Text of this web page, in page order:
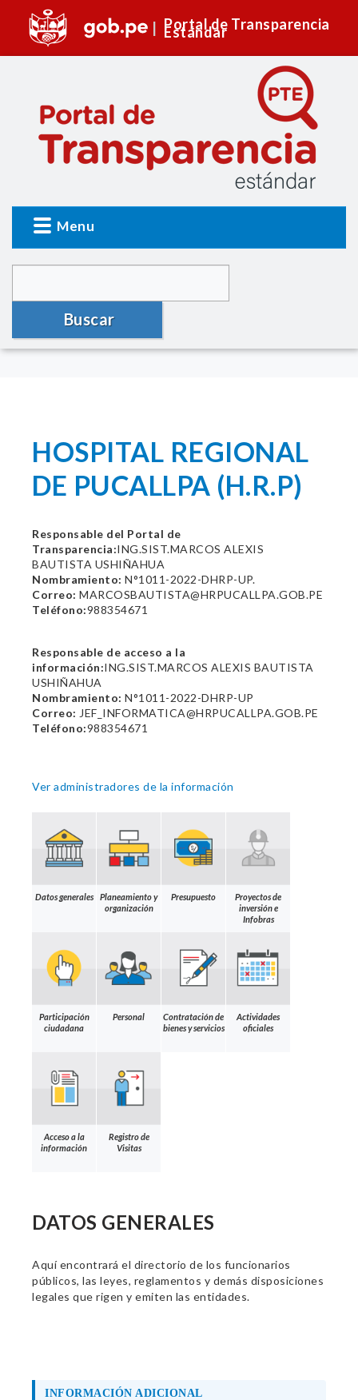
Portal de Transparencia
Estándar
Menu
Buscar
HOSPITAL REGIONAL
DE PUCALLPA (H.R.P)
Responsable del Portal de
Transparencia:ING.SIST.MARCOS ALEXIS
BAUTISTA USHIÑAHUA
Nombramiento: N°1011-2022-DHRP-UP.
Correo: MARCOSBAUTISTA@HRPUCALLPA.GOB.PE
Teléfono:988354671
Responsable de acceso a la
información:ING.SIST.MARCOS ALEXIS BAUTISTA
USHIÑAHUA
Nombramiento: N°1011-2022-DHRP-UP
Correo: JEF_INFORMATICA@HRPUCALLPA.GOB.PE
Teléfono:988354671
Ver administradores de la información
Datos generales
Planeamiento y
organización
Presupuesto
Proyectos de
inversión e
Infobras
Participación
ciudadana
Personal
Contratación de
bienes y servicios
Actividades
oficiales
Acceso a la
información
Registro de
Visitas
DATOS GENERALES
Aquí encontrará el directorio de los funcionarios
públicos, las leyes, reglamentos y demás disposiciones
legales que rigen y emiten las entidades.
INFORMACIÓN ADICIONAL